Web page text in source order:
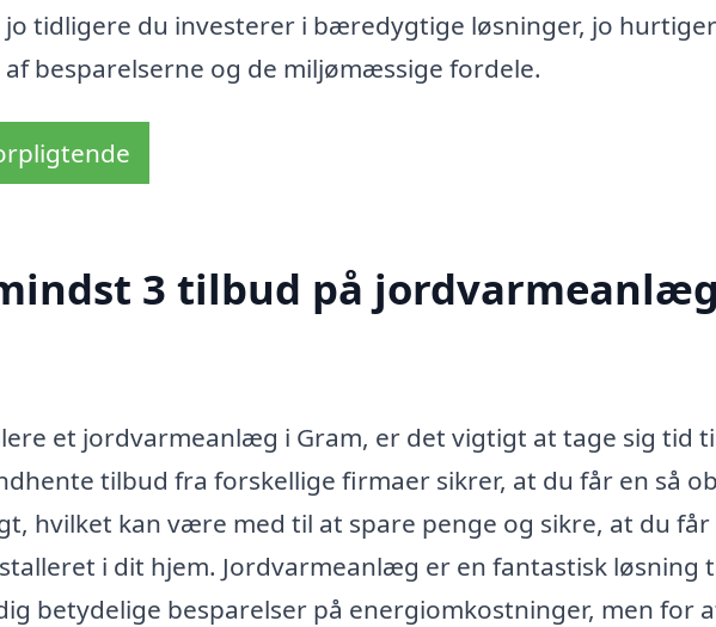
tidligere du investerer i bæredygtige løsninger, jo
besparelserne og de miljømæssige fordele.
3 tilbud på
et jordvarmeanlæg i Gram, er det vigtigt at tage sig tid
tilbud fra forskellige firmaer sikrer, at du får en så
hvilket kan være med til at spare penge og sikre, at du
i dit hjem. Jordvarmeanlæg er en fantastisk løsning
betydelige besparelser på energiomkostninger, men for